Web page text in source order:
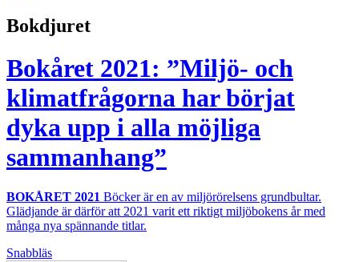
Bokdjuret
Bokåret 2021: ”Miljö- och
klimatfrågorna har börjat
dyka upp i alla möjliga
sammanhang”
BOKÅRET 2021 Böcker är en av miljörörelsens grundbultar.
Glädjande är därför att 2021 varit ett riktigt miljöbokens år med
många nya spännande titlar.
Snabbläs